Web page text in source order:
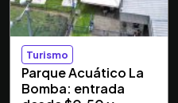
Turismo
Parque Acuático La
Bomba: entrada